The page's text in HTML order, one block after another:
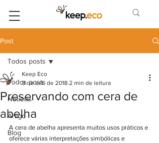
Post
Todos posts
Notícias
Artigo
Blog
Todos posts
Preservando com cera de
abelha
Keep Eco
3 de set. de 2018 2 min de leitura
A cera de abelha apresenta muitos usos práticos e
oferece várias interpretações simbólicas e